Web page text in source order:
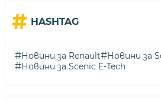
# HASHTAG
#Новини за Renault#Новини за
#Новини за Scenic E-Tech